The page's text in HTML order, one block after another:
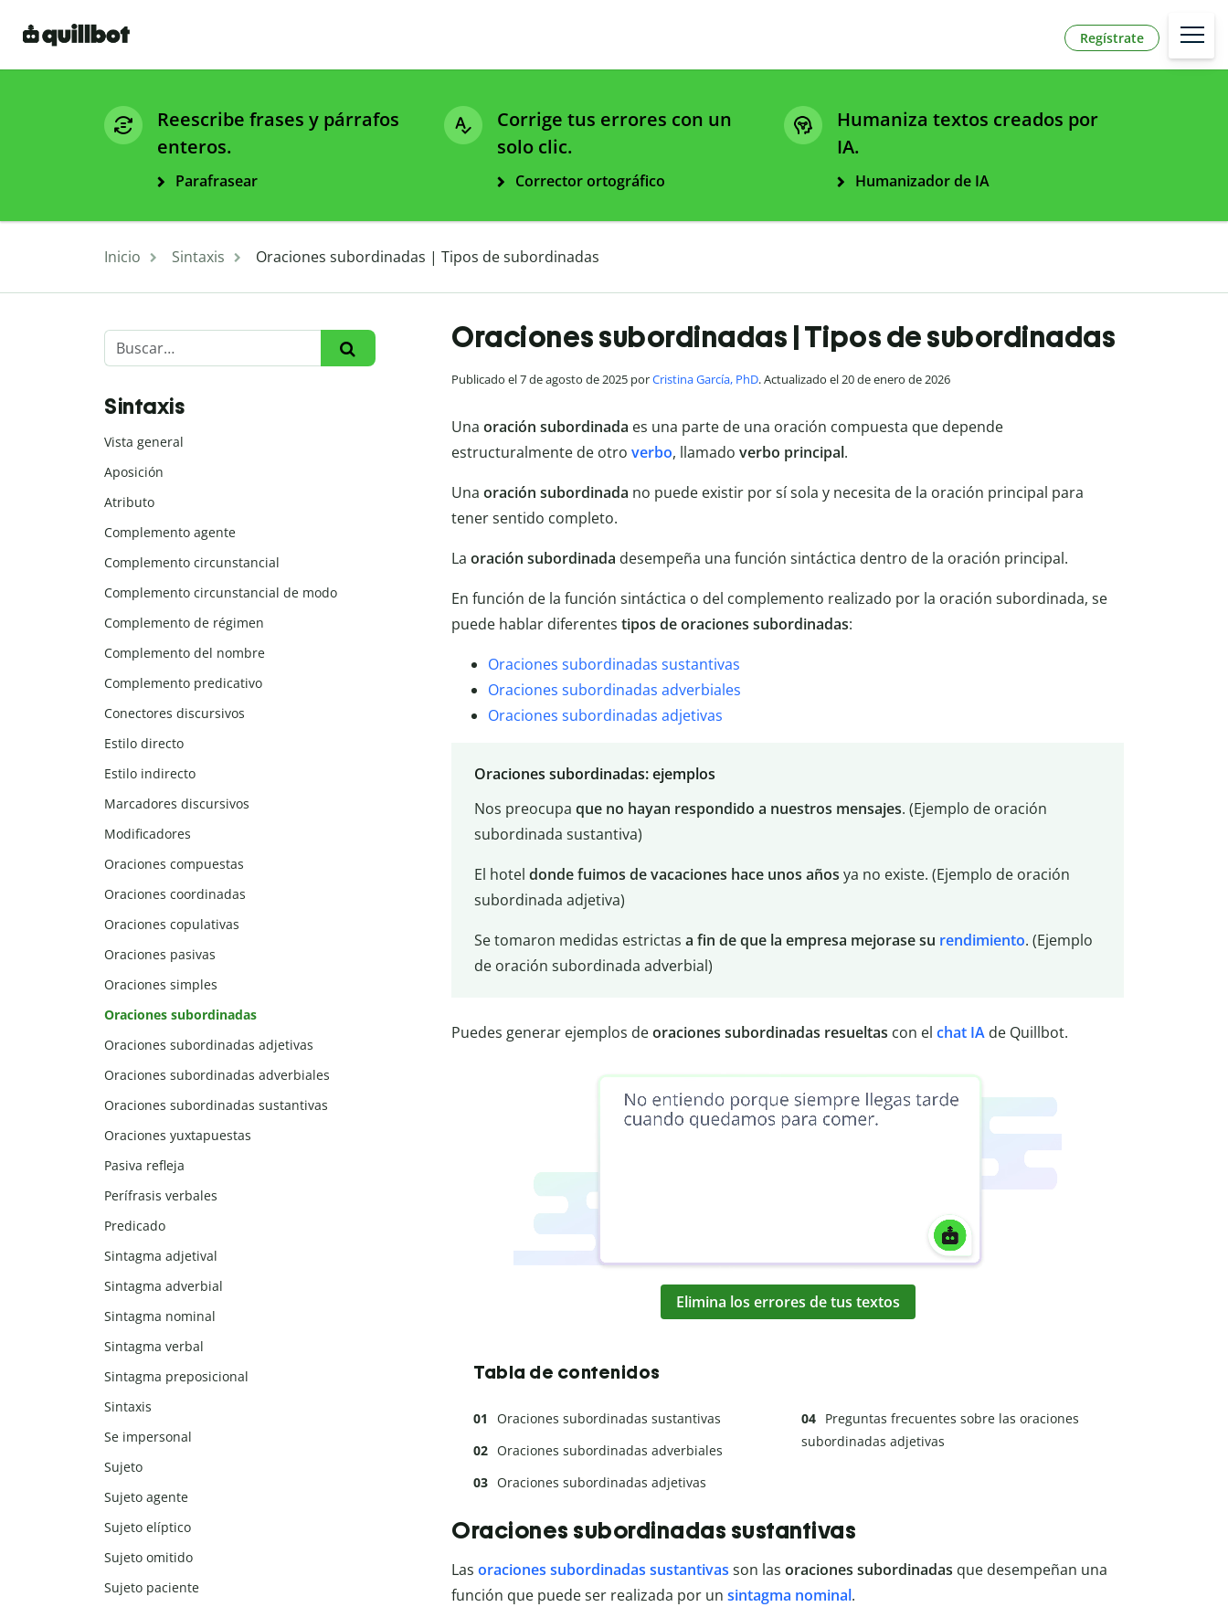
Regístrate
Reescribe frases y párrafos
enteros.
Parafrasear
Corrige tus errores con un
solo clic.
Corrector ortográfico
Humaniza textos creados por
IA.
Humanizador de IA
Inicio Sintaxis Oraciones subordinadas | Tipos de subordinadas
Oraciones subordinadas | Tipos de subordinadas
Publicado el 7 de agosto de 2025 porCristina García, PhD. Actualizado el 20 de enero de 2026
Una oración subordinada es una parte de una oración compuesta que depende
estructuralmente de otro verbo, llamado verbo principal.
Una oración subordinada no puede existir por sí sola y necesita de la oración principal para
tener sentido completo.
La oración subordinada desempeña una función sintáctica dentro de la oración principal.
En función de la función sintáctica o del complemento realizado por la oración subordinada, se
puede hablar diferentes tipos de oraciones subordinadas:
Oraciones subordinadas sustantivas
Oraciones subordinadas adverbiales
Oraciones subordinadas adjetivas
Oraciones subordinadas: ejemplos
Nos preocupa que no hayan respondido a nuestros mensajes. (Ejemplo de oración
subordinada sustantiva)
El hotel donde fuimos de vacaciones hace unos años ya no existe. (Ejemplo de oración
subordinada adjetiva)
Se tomaron medidas estrictas a fin de que la empresa mejorase su rendimiento. (Ejemplo
de oración subordinada adverbial)
Puedes generar ejemplos deoraciones subordinadas resueltas con el chat IA de Quillbot.
Elimina los errores de tus textos
Tabla de contenidos
Oraciones subordinadas sustantivas
Oraciones subordinadas adverbiales
Oraciones subordinadas adjetivas
Preguntas frecuentes sobre las oraciones
subordinadas adjetivas
Oraciones subordinadas sustantivas
Las oraciones subordinadas sustantivas son las oraciones subordinadas que desempeñan una
función que puede ser realizada por un sintagma nominal.
Sintaxis
Vista general
Aposición
Atributo
Complemento agente
Complemento circunstancial
Complemento circunstancial de modo
Complemento de régimen
Complemento del nombre
Complemento predicativo
Conectores discursivos
Estilo directo
Estilo indirecto
Marcadores discursivos
Modificadores
Oraciones compuestas
Oraciones coordinadas
Oraciones copulativas
Oraciones pasivas
Oraciones simples
Oraciones subordinadas
Oraciones subordinadas adjetivas
Oraciones subordinadas adverbiales
Oraciones subordinadas sustantivas
Oraciones yuxtapuestas
Pasiva refleja
Perífrasis verbales
Predicado
Sintagma adjetival
Sintagma adverbial
Sintagma nominal
Sintagma verbal
Sintagma preposicional
Sintaxis
Se impersonal
Sujeto
Sujeto agente
Sujeto elíptico
Sujeto omitido
Sujeto paciente